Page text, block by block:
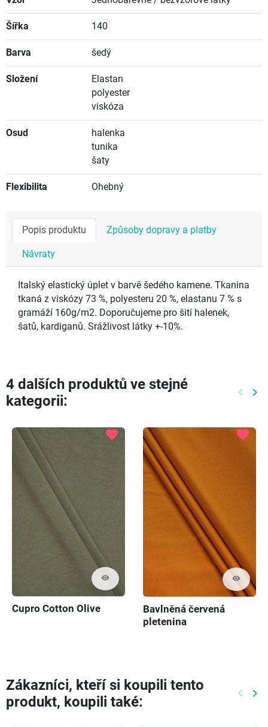
Šířka 140
Barva šedý
Složení
Elastan
polyester
viskóza
Osud
halenka
tunika
šaty
Flexibilita Ohebný
Popis produktu Způsoby dopravy a platby
Návraty
Italský elastický úplet v barvě šedého kamene. Tkanina
tkaná z viskózy 73 %, polyesteru 20 %, elastanu 7 % s
gramáží 160g/m2. Doporučujeme pro šití halenek,
šatů, kardiganů. Srážlivost látky +-10%.
4 dalších produktů ve stejné
kategorii:
keyboard_arrow_left keyboard_arrow_right
visibility
favorite
Cupro Cotton Olive
visibility
favorite
Bavlněná červená
pletenina
Zákazníci, kteří si koupili tento
produkt, koupili také:
keyboard_arrow_left keyboard_arrow_right